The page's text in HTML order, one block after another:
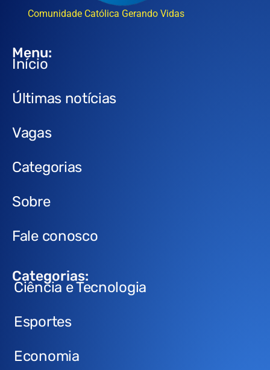
Comunidade Católica Gerando Vidas
Menu:
Início
Últimas notícias
Vagas
Categorias
Sobre
Fale conosco
Categorias:
Ciência e Tecnologia
Esportes
Economia